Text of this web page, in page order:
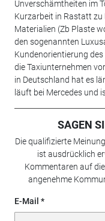
Unverschämtheiten im
Kurzarbeit in Rastatt zu
Materialien (Zb Plaste
den sogenannten
Kundenorientierung
die Taxiunternehmen
in Deutschland hat es
läuft bei Mercedes und
SAGEN
Die qualifizierte
ist ausdrücklich
Kommentaren auf
angenehme
E-Mail